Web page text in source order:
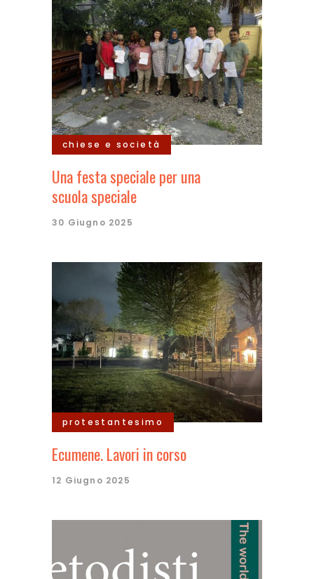
chiese e società
Una festa speciale per una
scuola speciale
30 Giugno 2025
protestantesimo
Ecumene. Lavori in corso
12 Giugno 2025